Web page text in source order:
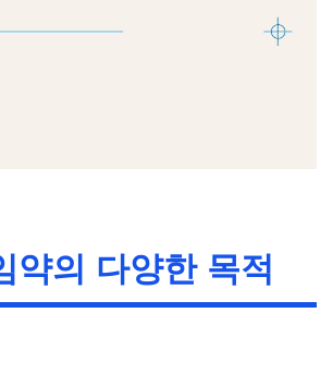
약의 다양한 목적